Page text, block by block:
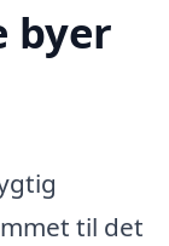
byer
til det